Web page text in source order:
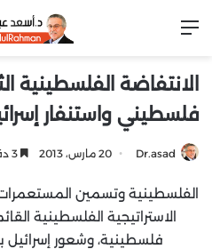
الانتفاضة الفلسطينية
فلسطيني واستنفار
Dr.asad 20 مارس، 2013
الفلسطينية وتسمين
الاستراتيجية الفلسطينية
فلسطينية، وشعور إسرائيل